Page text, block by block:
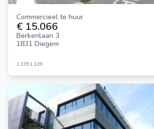
Commercieel te huur
€ 15.066
Berkenlaan 3
1831 Diegem
1.3391.339